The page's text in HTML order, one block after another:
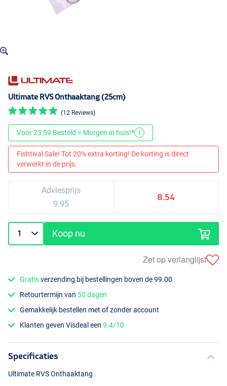
Ultimate RVS Onthaaktang (25cm)
(12 Reviews)
Voor 23:59 Besteld = Morgen in huis!* i
Fishtival Sale! Tot 20% extra korting! De korting is direct
verwerkt in de prijs.
Adviesprijs
9.95
8.54
Koop nu
Zet op verlanglijst
Gratisverzending bij bestellingen boven de 99.00
Retourtermijn van 50 dagen
Gemakkelijk bestellen met of zonder account
Klanten geven Visdeal een9.4/10
Specificaties
Ultimate RVSOnthaaktang